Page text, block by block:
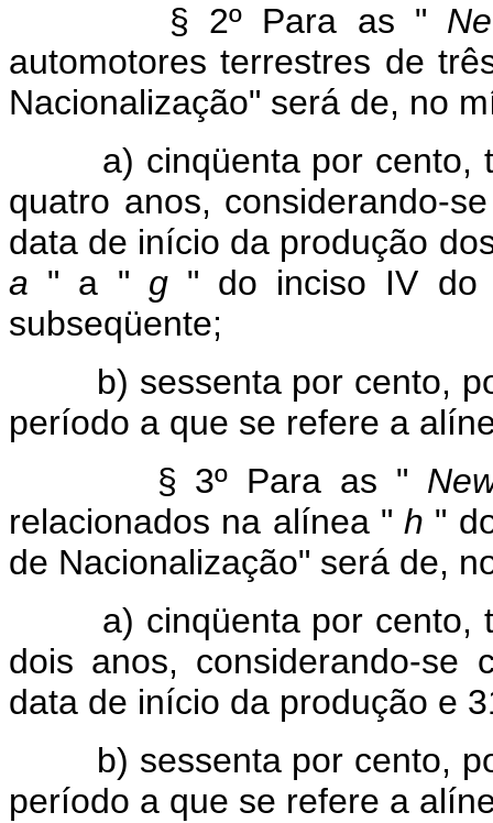
§ 2º Para as "
automotores terrestres de
Nacionalização" será de, no
a) cinqüenta por cento,
quatro anos, considerando-
data de início da produção
a " a " g" do inciso IV do
subseqüente;
b) sessenta por cento,
período a que se refere a
§ 3º Para as "
relacionados na alínea "h "
de Nacionalização" será de,
a) cinqüenta por cento,
dois anos, considerando-
data de início da produção e
b) sessenta por cento,
período a que se refere a